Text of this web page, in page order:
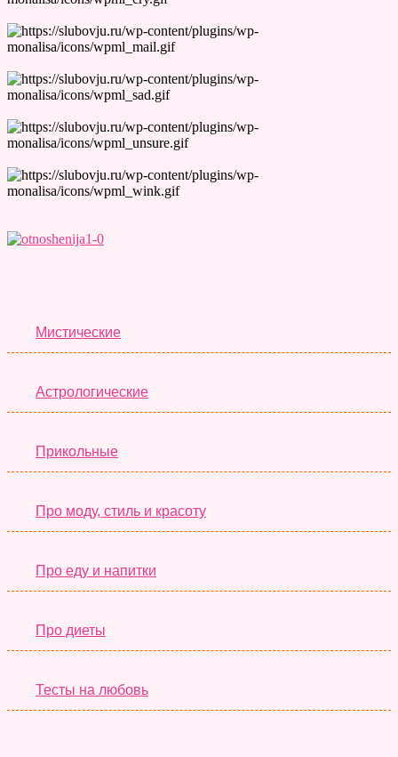
Мистические
Астрологические
Прикольные
Про моду, стиль и красоту
Про еду и напитки
Про диеты
Тесты на любовь